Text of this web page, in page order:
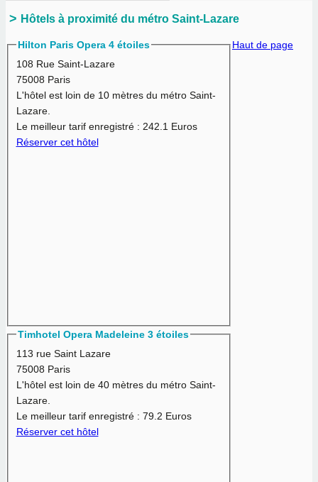
Hôtels à proximité du métro Saint-Lazare
Hilton Paris Opera 4 étoiles
108 Rue Saint-Lazare
75008 Paris
L'hôtel est loin de 10 mètres du métro Saint-
Lazare.
Le meilleur tarif enregistré : 242.1 Euros
Réserver cet hôtel
Timhotel Opera Madeleine 3 étoiles
113 rue Saint Lazare
75008 Paris
L'hôtel est loin de 40 mètres du métro Saint-
Lazare.
Le meilleur tarif enregistré : 79.2 Euros
Réserver cet hôtel
Haut de page